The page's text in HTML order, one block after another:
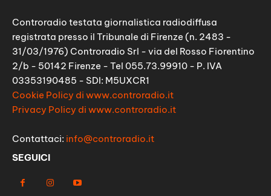
Controradio testata giornalistica radiodiffusa
registrata presso il Tribunale di Firenze (n. 2483 -
31/03/1976) Controradio Srl - via del Rosso Fiorentino
2/b - 50142 Firenze - Tel 055.73.99910 - P. IVA
03353190485 - SDI: M5UXCR1
Cookie Policy di www.controradio.it
Privacy Policy di www.controradio.it
Contattaci: info@controradio.it
SEGUICI